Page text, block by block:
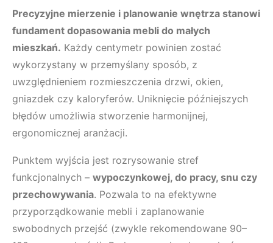
Precyzyjne mierzenie i planowanie wnętrza stanowi
fundament dopasowania mebli do małych
mieszkań. Każdy centymetr powinien zostać
wykorzystany w przemyślany sposób, z
uwzględnieniem rozmieszczenia drzwi, okien,
gniazdek czy kaloryferów. Uniknięcie późniejszych
błędów umożliwia stworzenie harmonijnej,
ergonomicznej aranżacji.
Punktem wyjścia jest rozrysowanie stref
funkcjonalnych – wypoczynkowej, do pracy, snu czy
przechowywania. Pozwala to na efektywne
przyporządkowanie mebli i zaplanowanie
swobodnych przejść (zwykle rekomendowane 90–